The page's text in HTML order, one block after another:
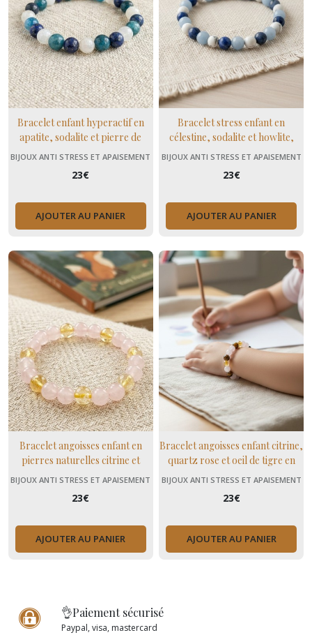
Bracelet enfant hyperactif en
apatite, sodalite et pierre de
lune, pierres naturelles cadeau
BIJOUX ANTI STRESS ET APAISEMENT
23€
AJOUTER AU PANIER
Bracelet stress enfant en
célestine, sodalite et howlite,
pierres naturelles apaisantes
BIJOUX ANTI STRESS ET APAISEMENT
23€
AJOUTER AU PANIER
Bracelet angoisses enfant en
pierres naturelles citrine et
quartz rose
BIJOUX ANTI STRESS ET APAISEMENT
23€
AJOUTER AU PANIER
Bracelet angoisses enfant citrine,
quartz rose et oeil de tigre en
Pierres Naturelles, Cadeau
BIJOUX ANTI STRESS ET APAISEMENT
23€
AJOUTER AU PANIER
👌Paiement sécurisé
Paypal, visa, mastercard